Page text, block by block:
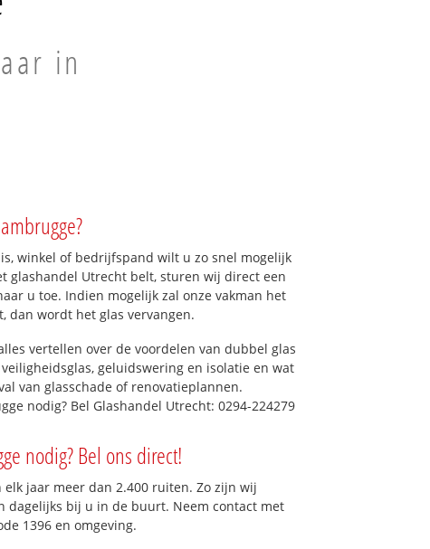
in
winkel of bedrijfspand wilt u zo snel mogelijk
glashandel Utrecht belt, sturen wij direct een
u toe. Indien mogelijk zal onze vakman het
dan wordt het glas vervangen.
vertellen over de voordelen van dubbel glas
geluidswering en isolatie en wat
van glasschade of renovatieplannen.
nodig? Bel Glashandel Utrecht: 0294-224279
nodig? Bel ons direct!
elk jaar meer dan 2.400 ruiten. Zo zijn wij
dagelijks bij u in de buurt. Neem contact met
1396 en omgeving.